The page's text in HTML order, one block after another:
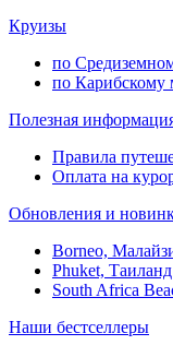
Круизы
по
по Карибскому
Полезная
Правила
Оплата на
Обновления и
Borneo,
Phuket, Таиланд
South Africa
Наши бестселлеры